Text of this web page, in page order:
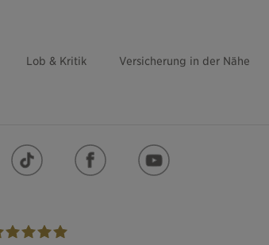
Lob & Kritik Versicherung in der Nähe